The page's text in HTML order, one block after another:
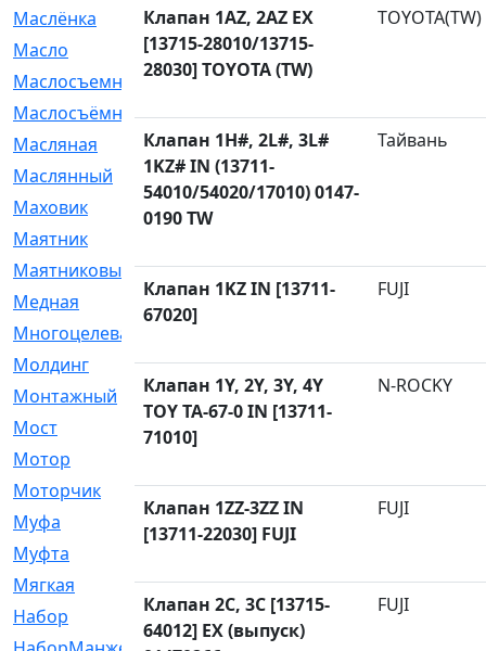
Маслёнка
[4]
Масло
[66]
Маслосъемные
[26]
Маслосъёмные
[480]
Масляная
[1]
Маслянный
[54]
Маховик
[6]
Маятник
Маятниковый
[13]
Медная
[2]
Многоцелевая
Молдинг
[14]
Монтажный
[1]
Мост
[10]
Мотор
Моторчик
[6]
Муфа
[1]
Муфта
Мягкая
[3]
Набор
[6]
Клапан 1AZ, 2AZ EX
[13715-28010/13715-
28030] TOYOTA (TW)
TOYOTA(TW)
Клапан 1H#, 2L#, 3L#
1KZ# IN (13711-
54010/54020/17010) 0147-
0190 TW
Тайвань
Клапан 1KZ IN [13711-
67020]
FUJI
Клапан 1Y, 2Y, 3Y, 4Y
TOY TA-67-0 IN [13711-
71010]
N-ROCKY
Клапан 1ZZ-3ZZ IN
[13711-22030] FUJI
FUJI
Клапан 2C, 3C [13715-
64012] EX (выпуск)
FUJI